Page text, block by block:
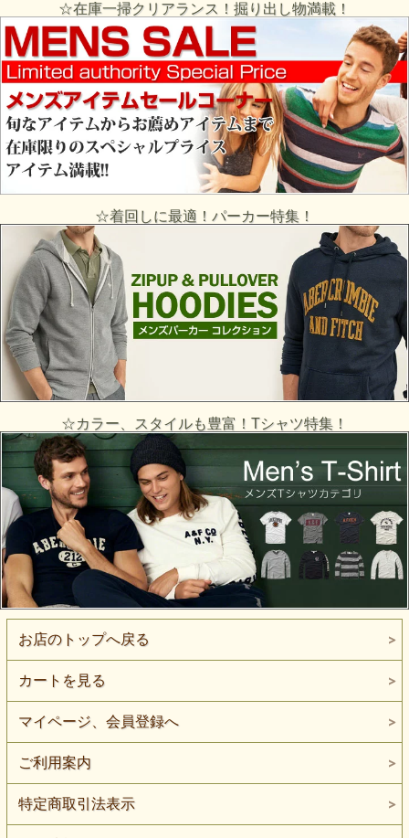
☆在庫一掃クリアランス！掘り出し物満載！
☆着回しに最適！パーカー特集！
☆カラー、スタイルも豊富！Tシャツ特集！
お店のトップへ戻る
カートを見る
マイページ、会員登録へ
ご利用案内
特定商取引法表示